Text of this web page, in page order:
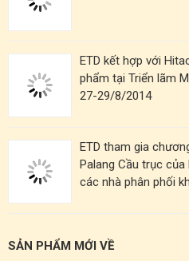
ETD kết hợp với
phẩm tại Triển lãm
27-29/8/2014
ETD tham gia
Palang Cầu trục
các nhà phân phối
SẢN PHẨM MỚI VỀ